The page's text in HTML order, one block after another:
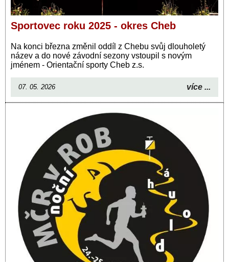
Sportovec roku 2025 - okres Cheb
Na konci března změnil oddíl z Chebu svůj dlouholetý
název a do nové závodní sezony vstoupil s novým
jménem - Orientační sporty Cheb z.s.
07. 05. 2026 více ...